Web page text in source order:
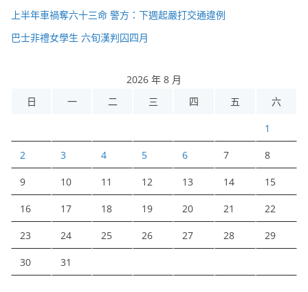
上半年車禍奪六十三命 警方：下週起嚴打交通違例
巴士非禮女學生 六旬漢判囚四月
2026 年 8 月
日
一 二 三 四 五 六
1
2 3 4 5 6 7 8
9 10 11 12 13 14 15
16 17 18 19 20 21 22
23 24 25 26 27 28 29
30 31